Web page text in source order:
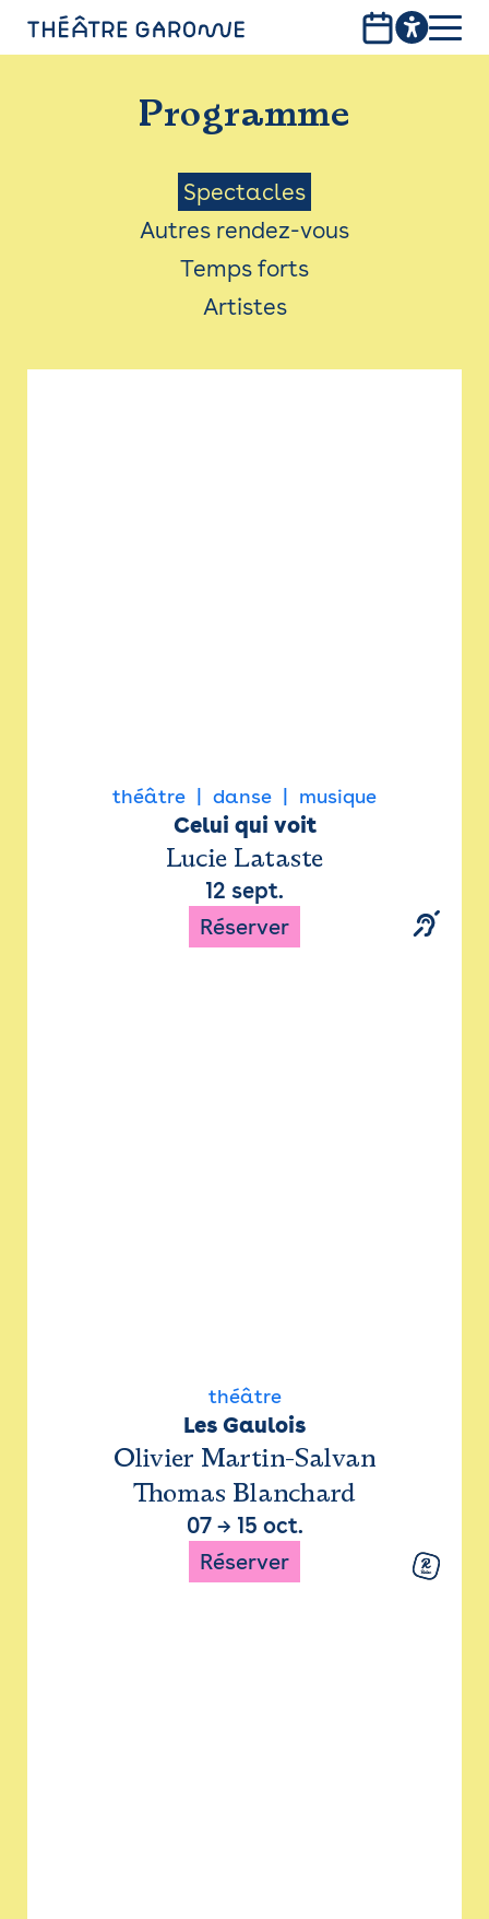
PROGRAMME
INFOS PRATIQUES
AVEC LES PUBLICS
ACCESSIBILITÉ
LES PRODUCTIONS
Programme
Menu
Saison
Spectacles
Autres rendez-vous
Temps forts
Artistes
théâtre danse musique
Celui qui voit
Lucie Lataste
12 sept.
Réserver
théâtre
Les Gaulois
Olivier Martin-Salvan
Thomas Blanchard
07→ 15 oct.
Réserver